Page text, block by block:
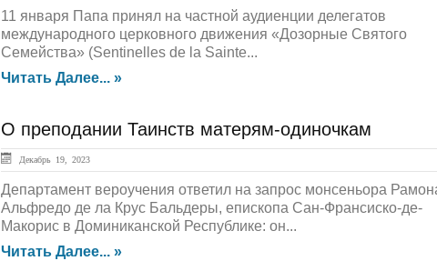
11 января Папа принял на частной аудиенции делегатов
международного церковного движения «Дозорные Святого
Семейства» (Sentinelles de la Sainte...
Читать Далее... »
О преподании Таинств матерям-одиночкам
Декабрь 19, 2023
Департамент вероучения ответил на запрос монсеньора
Альфредо де ла Крус Бальдеры, епископа Сан-Франсиско-де-
Макорис в Доминиканской Республике: он...
Читать Далее... »